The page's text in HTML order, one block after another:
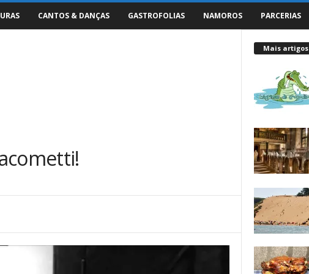
CANTOS & DANÇAS GASTROFOLIAS NAMOROS PARCERIAS
Mais artigos